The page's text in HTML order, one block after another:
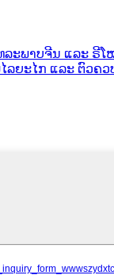
ະພາບຈີນ ແລະ ຣີໂ
ລຍະໄກ ແລະ ຕົວຄວ